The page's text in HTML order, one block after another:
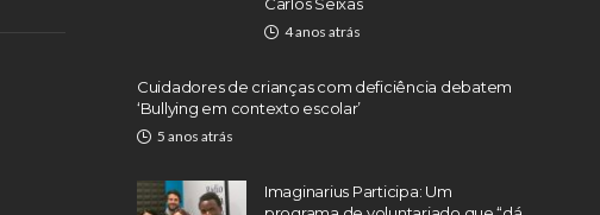
4 anos atrás
Cuidadores de crianças com deficiência debatem
‘Bullying em contexto escolar’
5 anos atrás
Imaginarius Participa: Um